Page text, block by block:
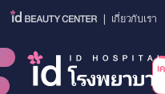
| เกี่ยวกับเรา